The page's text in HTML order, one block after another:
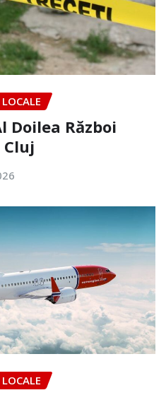
Doilea Război